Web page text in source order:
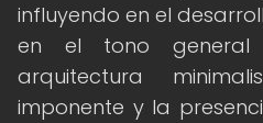
influyendo en el
en el tono
arquitectura
imponente y la